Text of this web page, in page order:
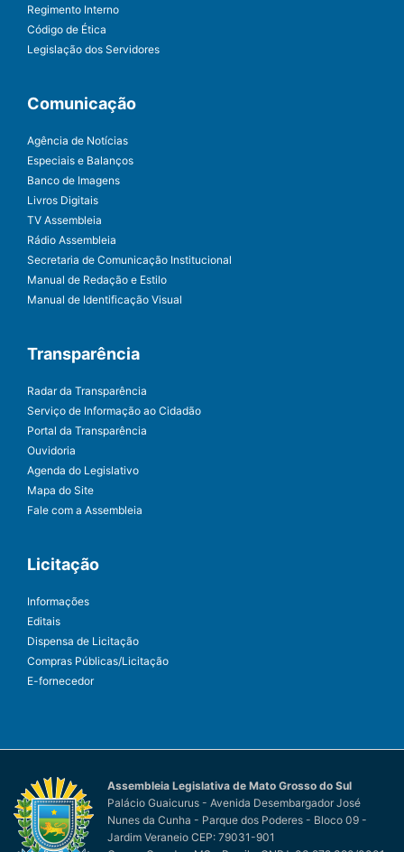
Regimento Interno
Código de Ética
Legislação dos Servidores
Comunicação
Agência de Notícias
Especiais e Balanços
Banco de Imagens
Livros Digitais
TV Assembleia
Rádio Assembleia
Secretaria de Comunicação Institucional
Manual de Redação e Estilo
Manual de Identificação Visual
Transparência
Radar da Transparência
Serviço de Informação ao Cidadão
Portal da Transparência
Ouvidoria
Agenda do Legislativo
Mapa do Site
Fale com a Assembleia
Licitação
Informações
Editais
Dispensa de Licitação
Compras Públicas/Licitação
E-fornecedor
Assembleia Legislativa de Mato Grosso do Sul
Palácio Guaicurus - Avenida Desembargador José
Nunes da Cunha - Parque dos Poderes - Bloco 09 -
Jardim Veraneio CEP: 79031-901